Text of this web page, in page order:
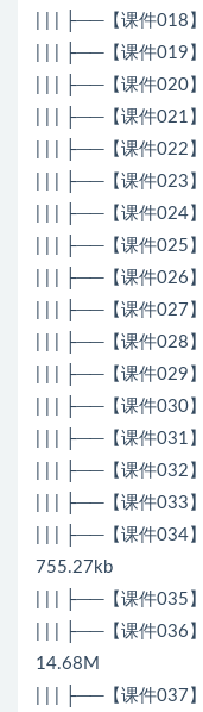
| | | ├──【课件018
| | | ├──【课件019
| | | ├──【课件020
| | | ├──【课件021
| | | ├──【课件022
| | | ├──【课件023
| | | ├──【课件024
| | | ├──【课件025
| | | ├──【课件026
| | | ├──【课件027
| | | ├──【课件028
| | | ├──【课件029
| | | ├──【课件030
| | | ├──【课件031
| | | ├──【课件032
| | | ├──【课件033
| | | ├──【课件034
755.27kb
| | | ├──【课件035
| | | ├──【课件036
14.68M
| | | ├──【课件037